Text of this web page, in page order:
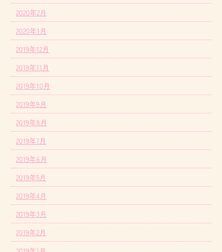
2020年2月
2020年1月
2019年12月
2019年11月
2019年10月
2019年9月
2019年8月
2019年7月
2019年6月
2019年5月
2019年4月
2019年3月
2019年2月